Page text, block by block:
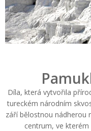
Díla, která vytvořila
tureckém národním
září bělostnou nádherou
centrum, ve kterém